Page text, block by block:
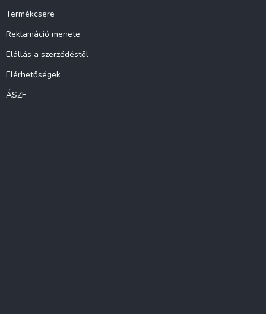
Termékcsere
Reklamáció menete
Elállás a szerződéstől
Elérhetőségek
ÁSZF